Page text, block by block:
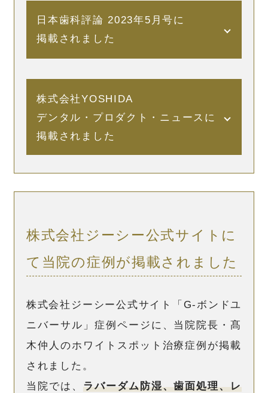
日本歯科評論 2023年5月号に
掲載されました
の中でもホワイトスポット治療については
まだどうしたらいいのか、がわからなくて
していることが散見されます。決してそれ
が悪いこと、とまでは思いませんが自分だ
す。
このような全国誌に掲載されることで、オ
らずにホワイトスポット治療ができる！と
いうことが全国の歯科医師に一人でも多く
メッセージが届けば良いなと思っておりま
す。
株式会社YOSHIDA
デンタル・プロダクト・ニュースに
掲載されました
当院の院長 髙木仲人のホワイトスポット
した。
株式会社ジーシー公式サイトに
て当院の症例が掲載されました
株式会社ジーシー公式サイト「G-ボンドユ
ニバーサル」症例ページに、当院院長・髙
木仲人のホワイトスポット治療症例が掲載
されました。
当院では、 ラバーダム防湿、歯面処理、レ